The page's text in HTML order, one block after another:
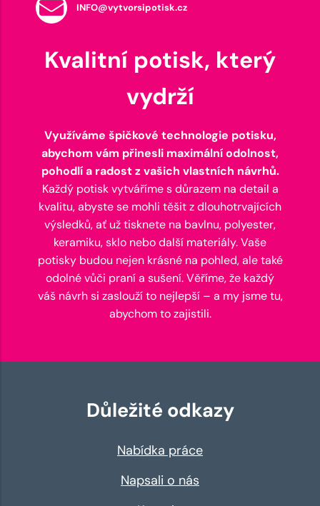
INFO@vytvorsipotisk.cz
Kvalitní potisk, který
vydrží
Využíváme špičkové technologie potisku,
abychom vám přinesli maximální odolnost,
pohodlí a radost z vašich vlastních návrhů.
Každý potisk vytváříme s důrazem na detail a
kvalitu, abyste se mohli těšit z dlouhotrvajících
výsledků, ať už tisknete na bavlnu, polyester,
keramiku, sklo nebo další materiály. Vaše
potisky budou nejen krásné na pohled, ale také
odolné vůči praní a sušení. Věříme, že každý
váš návrh si zaslouží to nejlepší – a my jsme tu,
abychom to zajistili.
Důležité odkazy
Nabídka práce
Napsali o nás